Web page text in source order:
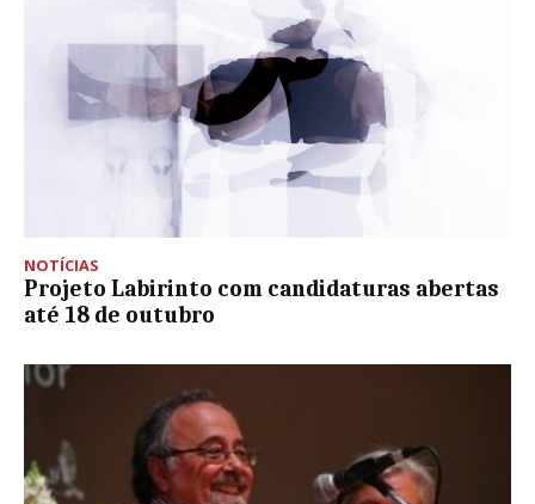
NOTÍCIAS
Projeto Labirinto com candidaturas abertas
até 18 de outubro